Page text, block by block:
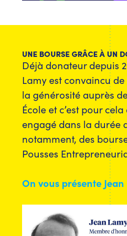
UNE BOURSE GRÂCE À UN
Déjà donateur depuis
Lamy est convaincu
la générosité auprès
École et c’est pour cela
engagé dans la durée
notamment, des
Pousses
On vous présente Jean